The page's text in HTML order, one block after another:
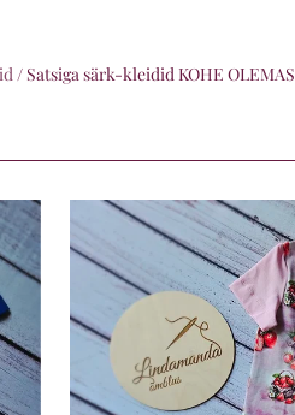
/ Satsiga särk-kleidid KOHE OLEMAS